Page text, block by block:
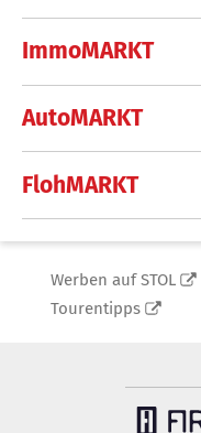
ImmoMARKT
AutoMARKT
FlohMARKT
Werben auf STOL
Tourentipps